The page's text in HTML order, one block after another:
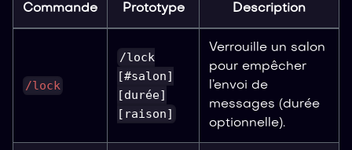
Commande Prototype Description
/lock
/lock
[#salon]
[durée]
[raison]
Verrouille un salon
pour empêcher
l’envoi de
messages (durée
optionnelle).